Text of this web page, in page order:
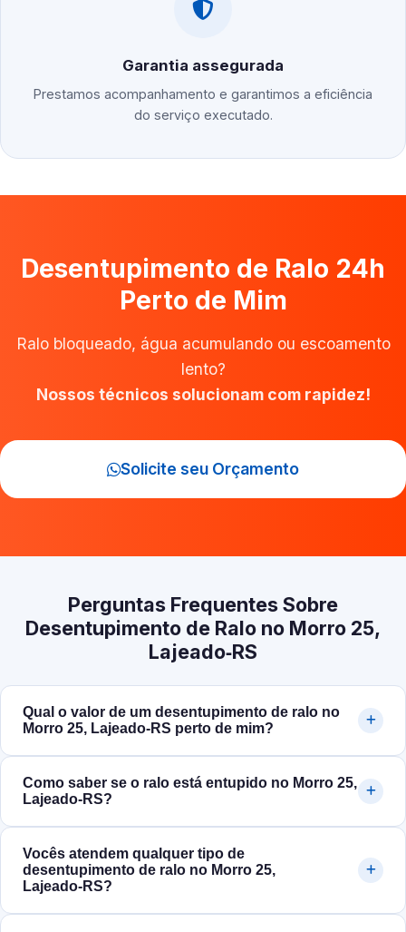
Garantia assegurada
Prestamos acompanhamento e garantimos a eficiência
do serviço executado.
Desentupimento de Ralo 24h
Perto de Mim
Ralo bloqueado, água acumulando ou escoamento
lento?
Nossos técnicos solucionam com rapidez!
Solicite seu Orçamento
Perguntas Frequentes Sobre
Desentupimento de Ralo no Morro 25,
Lajeado‑RS
Qual o valor de um desentupimento de ralo no
Morro 25, Lajeado‑RS perto de mim?
Como saber se o ralo está entupido no Morro 25,
Lajeado‑RS?
Vocês atendem qualquer tipo de
desentupimento de ralo no Morro 25,
Lajeado‑RS?